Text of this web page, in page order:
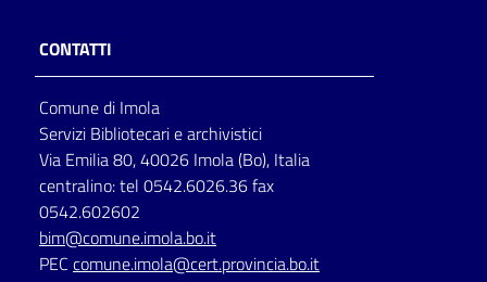
CONTATTI
Comune di Imola
Servizi Bibliotecari e archivistici
Via Emilia 80, 40026 Imola (Bo), Italia
centralino: tel 0542.6026.36 fax
0542.602602
bim@comune.imola.bo.it
PEC comune.imola@cert.provincia.bo.it